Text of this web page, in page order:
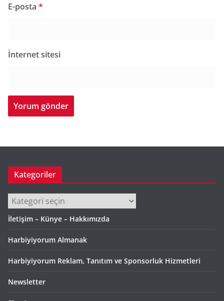
E-posta *
İnternet sitesi
Kategoriler
Kategoriler
İletişim – Künye – Hakkımızda
Harbiyiyorum Almanak
Harbiyiyorum Reklam, Tanıtım ve Sponsorluk Hizmetleri
Newsletter